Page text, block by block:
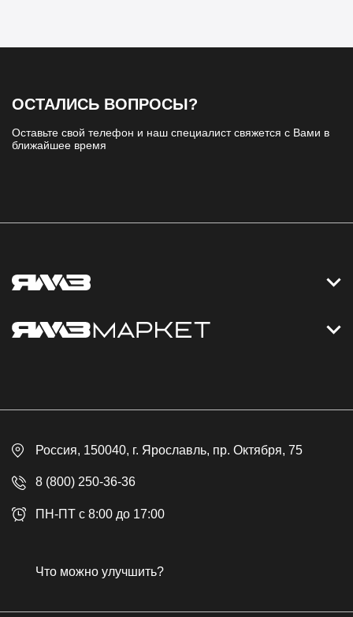
ОСТАЛИСЬ ВОПРОСЫ?
Оставьте свой телефон и наш специалист свяжется с Вами в
ближайшее время
Контакты
Доставка
Контакты
Гарантия
Публичная оферта
Россия, 150040, г. Ярославль, пр. Октября, 75
8 (800) 250-36-36
ПН-ПТ с 8:00 до 17:00
Что можно улучшить?